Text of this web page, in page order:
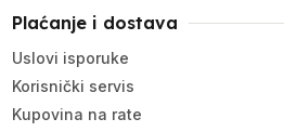
Plaćanje i dostava
Uslovi isporuke
Korisnički servis
Kupovina na rate